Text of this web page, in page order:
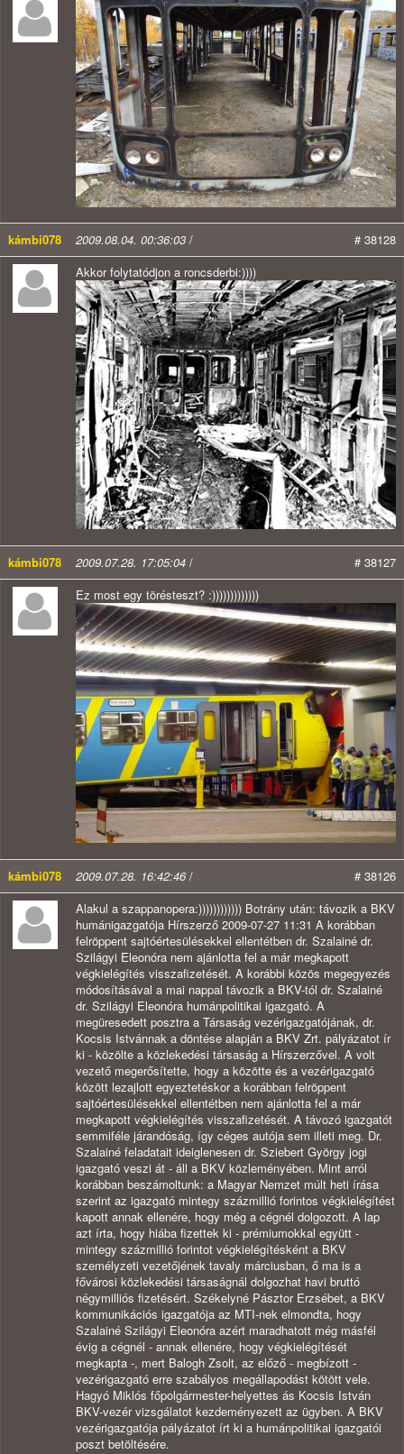
kámbi078 2009.08.04. 00:36:03 /
# 38128
Akkor folytatódjon a roncsderbi:))))
kámbi078 2009.07.28. 17:05:04 /
# 38127
Ez most egy törésteszt? :)))))))))))))
kámbi078 2009.07.28. 16:42:46/
# 38126
Alakul a szappanopera:)))))))))))) Botrány után: távozik a BKV
humánigazgatója Hírszerző 2009-07-27 11:31 A korábban
felröppent sajtóértesülésekkel ellentétben dr. Szalainé dr.
Szilágyi Eleonóra nem ajánlotta fel a már megkapott
végkielégítés visszafizetését. A korábbi közös megegyezés
módosításával a mai nappal távozik a BKV-tól dr. Szalainé
dr. Szilágyi Eleonóra humánpolitikai igazgató. A
megüresedett posztra a Társaság vezérigazgatójának, dr.
Kocsis Istvánnak a döntése alapján a BKV Zrt. pályázatot ír
ki - közölte a közlekedési társaság a Hírszerzővel. A volt
vezető megerősítette, hogy a közötte és a vezérigazgató
között lezajlott egyeztetéskor a korábban felröppent
sajtóértesülésekkel ellentétben nem ajánlotta fel a már
megkapott végkielégítés visszafizetését. A távozó igazgatót
semmiféle járandóság, így céges autója sem illeti meg. Dr.
Szalainé feladatait ideiglenesen dr. Sziebert György jogi
igazgató veszi át - áll a BKV közleményében. Mint arról
korábban beszámoltunk: a Magyar Nemzet múlt heti írása
szerint az igazgató mintegy százmillió forintos végkielégítést
kapott annak ellenére, hogy még a cégnél dolgozott. A lap
azt írta, hogy hiába fizettek ki - prémiumokkal együtt -
mintegy százmillió forintot végkielégítésként a BKV
személyzeti vezetőjének tavaly márciusban, ő ma is a
fővárosi közlekedési társaságnál dolgozhat havi bruttó
négymilliós fizetésért. Székelyné Pásztor Erzsébet, a BKV
kommunikációs igazgatója az MTI-nek elmondta, hogy
Szalainé Szilágyi Eleonóra azért maradhatott még másfél
évig a cégnél - annak ellenére, hogy végkielégítését
megkapta -, mert Balogh Zsolt, az előző - megbízott -
vezérigazgató erre szabályos megállapodást kötött vele.
Hagyó Miklós főpolgármester-helyettes ás Kocsis István
BKV-vezér vizsgálatot kezdeményezett az ügyben. A BKV
vezérigazgatója pályázatot írt ki a humánpolitikai igazgatói
poszt betöltésére.